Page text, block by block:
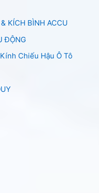
KÍCH BÌNH ACCU
ĐỘNG
Chiếu Hậu Ô Tô